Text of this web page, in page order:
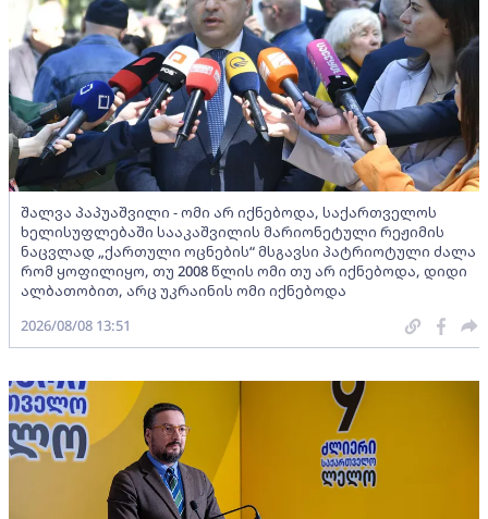
შალვა პაპუაშვილი - ომი არ იქნებოდა, საქართველოს
ხელისუფლებაში სააკაშვილის მარიონეტული რეჟიმის
ნაცვლად „ქართული ოცნების“ მსგავსი პატრიოტული ძალა
რომ ყოფილიყო, თუ 2008 წლის ომი თუ არ იქნებოდა, დიდი
ალბათობით, არც უკრაინის ომი იქნებოდა
2026/08/08 13:51